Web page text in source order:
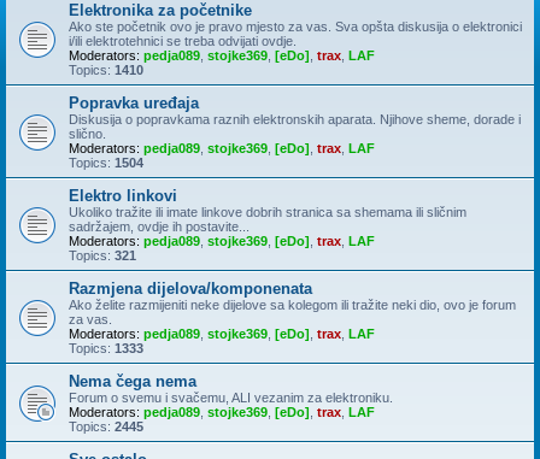
Elektronika za početnike
Ako ste početnik ovo je pravo mjesto za vas. Sva opšta diskusija o elektronici
i/ili elektrotehnici se treba odvijati ovdje.
Moderators: pedja089 stojke369 [eDo] trax LAF
Topics: 1410
Popravka uređaja
Diskusija o popravkama raznih elektronskih aparata. Njihove sheme, dorade i
slično.
Moderators: pedja089 stojke369 [eDo] trax LAF
Topics: 1504
Elektro linkovi
Ukoliko tražite ili imate linkove dobrih stranica sa shemama ili sličnim
sadržajem, ovdje ih postavite...
Moderators: pedja089 stojke369 [eDo] trax LAF
Topics: 321
Razmjena dijelova/komponenata
Ako želite razmijeniti neke dijelove sa kolegom ili tražite neki dio, ovo je forum
za vas.
Moderators: pedja089 stojke369 [eDo] trax LAF
Topics: 1333
Nema čega nema
Forum o svemu i svačemu, ALI vezanim za elektroniku.
Moderators: pedja089 stojke369 [eDo] trax LAF
Topics: 2445